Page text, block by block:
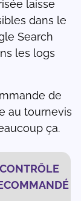
laisse
dans le
Search
les logs
de
au tournevis
ça.
CONTRÔLE